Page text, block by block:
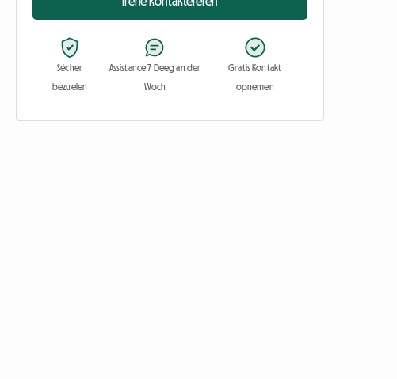
Sécher
bezuelen
Assistance 7 Deeg an der
Woch
Gratis Kontakt
opnemen